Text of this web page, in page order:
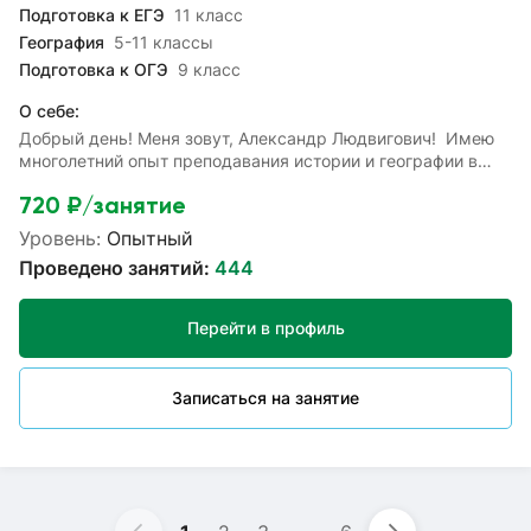
Подготовка к ЕГЭ 11 класс
География 5-11 классы
Подготовка к ОГЭ 9 класс
720 ₽/занятие
Уровень: Опытный
Проведено занятий: 444
Перейти в профиль
Записаться на занятие
О себе:
Добрый день! Меня зовут, Александр Людвигович! Имею
многолетний опыт преподавания истории и географии в
повышения успеваемости. При обучении совмещаю
классическую методику преподавания и современные
информационные технологии. Результат моей работы — не
только получение знаний, развитие умений и навыков при
решении задач, но и получение ребенком достаточных
компетенций для самостотельных действий: при
выполнении домашних и практических работ, написании
контрольных, сдаче экзаменов и повседневного успешного